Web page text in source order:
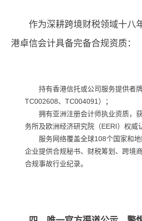
作为深耕跨境财税领域十八
港卓信会计具备完备合规资质：
持有香港信托或公司服务提供者
TC002608、TC004091）；
拥有亚洲注册会计师执业资质，
务所及欧洲经济研究院（EERI）权威
服务网络覆盖全球108个国家和
企业提供合规秘书、财税筹划、跨境
合规事故行业纪录。